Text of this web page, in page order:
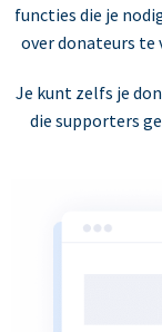
functies die je
over donateurs te
Je kunt zelfs je
die supporters